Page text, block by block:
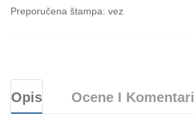
Preporučena štampa: vez
Opis Ocene I Komentari